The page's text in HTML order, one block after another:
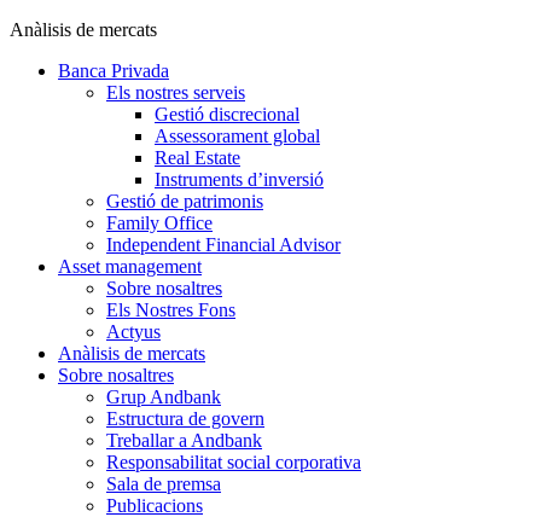
Anàlisis de mercats
Banca Privada
Els nostres serveis
Gestió discrecional
Assessorament global
Real Estate
Instruments d’inversió
Gestió de patrimonis
Family Office
Independent Financial Advisor
Asset management
Sobre nosaltres
Els Nostres Fons
Actyus
Anàlisis de mercats
Sobre nosaltres
Grup Andbank
Estructura de govern
Treballar a Andbank
Responsabilitat social corporativa
Sala de premsa
Publicacions